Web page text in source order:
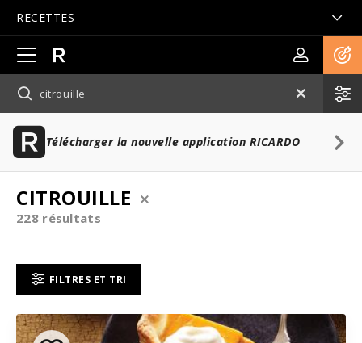
RECETTES
Ouvrir
la
navigation
principale
Télécharger la nouvelle application RICARDO
CITROUILLE
228 résultats
FILTRES ET TRI